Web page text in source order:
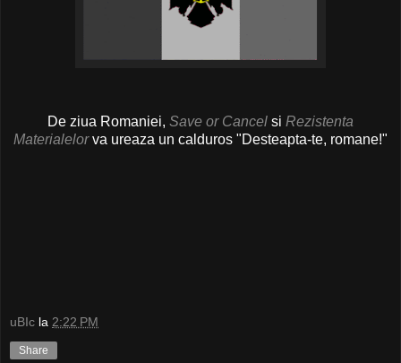
De ziua Romaniei, Save or Cancel si Rezistenta
Materialelorva ureaza un calduros "Desteapta-te, romane!"
uBIc la 2:22 PM
Share